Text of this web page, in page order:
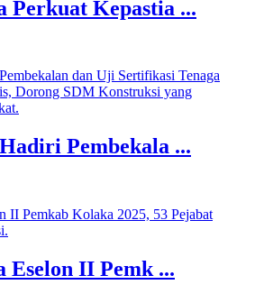
Perkuat Kepastia ...
Pembekala ...
Eselon II Pemk ...